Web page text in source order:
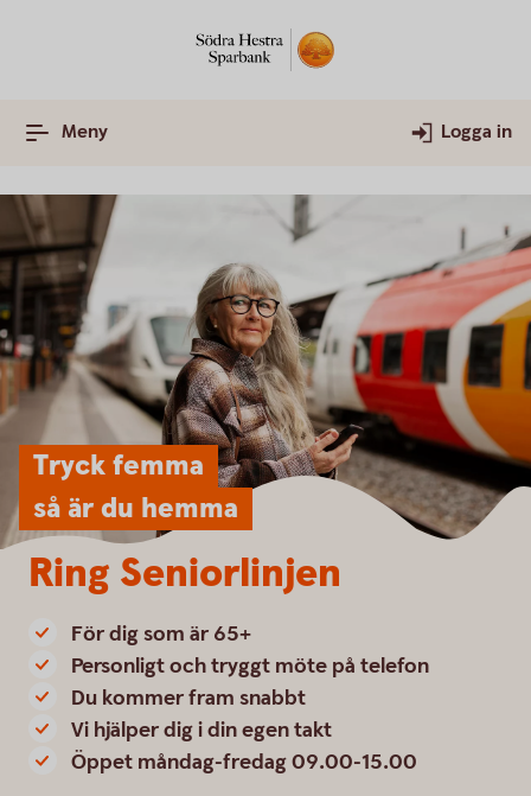
Meny Logga in
Tryck femma
så är du hemma
Ring Seniorlinjen
För dig som är 65+
Personligt och tryggt möte på telefon
Du kommer fram snabbt
Vi hjälper dig i din egen takt
Öppet måndag-fredag 09.00-15.00